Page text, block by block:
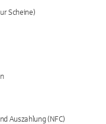
Scheine)
Auszahlung (NFC)